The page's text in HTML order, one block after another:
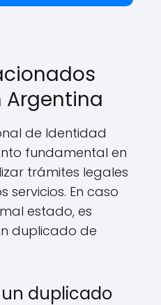
Argentina
de Identidad
fundamental en
trámites legales
servicios. En caso
estado, es
duplicado de
duplicado